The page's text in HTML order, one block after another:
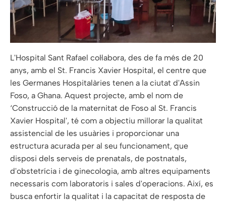
L'Hospital Sant Rafael col·labora, des de fa més de 20
anys, amb el St. Francis Xavier Hospital, el centre que
les Germanes Hospitalàries tenen a la ciutat d'Assin
Foso, a Ghana. Aquest projecte, amb el nom de
‘Construcció de la maternitat de Foso al St. Francis
Xavier Hospital', té com a objectiu millorar la qualitat
assistencial de les usuàries i proporcionar una
estructura acurada per al seu funcionament, que
disposi dels serveis de prenatals, de postnatals,
d'obstetrícia i de ginecologia, amb altres equipaments
necessaris com laboratoris i sales d'operacions. Així, es
busca enfortir la qualitat i la capacitat de resposta de